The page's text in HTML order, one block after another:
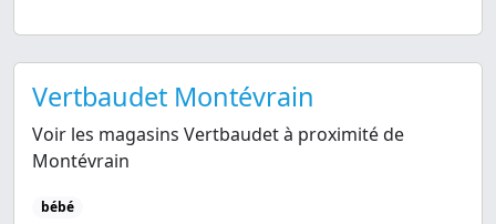
Vertbaudet Montévrain
Voir les magasins Vertbaudet à proximité de
Montévrain
bébé